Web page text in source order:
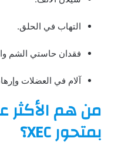
التهاب في الحلق.
فقدان حاستي الشم
آلام في العضلات
من هم الأكثر
بمتحور XEC؟